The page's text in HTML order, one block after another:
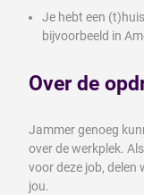
Je hebt een
bijvoorbeeld in
Over de
Jammer genoeg
over de werkplek.
voor deze job, delen
jou.